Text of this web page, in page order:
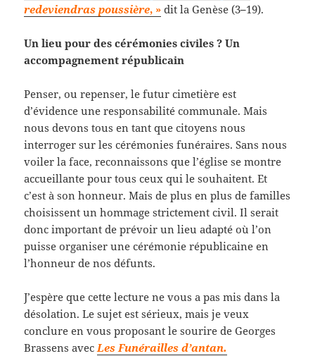
redeviendras poussière, » dit la Genèse (3–19).
Un lieu pour des cérémonies civiles ? Un
accompagnement républicain
Penser, ou repenser, le futur cimetière est
d’évidence une responsabilité communale. Mais
nous devons tous en tant que citoyens nous
interroger sur les cérémonies funéraires. Sans nous
voiler la face, reconnaissons que l’église se montre
accueillante pour tous ceux qui le souhaitent. Et
c’est à son honneur. Mais de plus en plus de familles
choisissent un hommage strictement civil. Il serait
donc important de prévoir un lieu adapté où l’on
puisse organiser une cérémonie républicaine en
l’honneur de nos défunts.
J’espère que cette lecture ne vous a pas mis dans la
désolation. Le sujet est sérieux, mais je veux
conclure en vous proposant le sourire de Georges
Brassens avec Les Funérailles d’antan.